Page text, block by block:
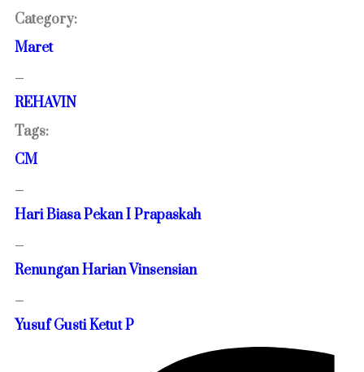
Category:
Maret
—
REHAVIN
Tags:
CM
—
Hari Biasa Pekan I Prapaskah
—
Renungan Harian Vinsensian
—
Yusuf Gusti Ketut P